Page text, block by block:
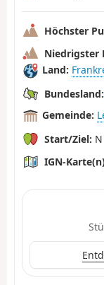
Höchster
Niedrigster
Land:
Bundesland:
Gemeinde:
Start/Ziel:
IGN-